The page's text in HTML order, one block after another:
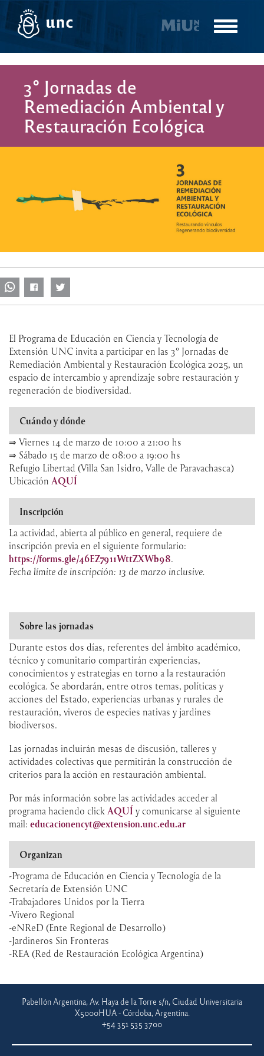
Pasar
contenido
Toggle
3° Jornadas de
Remediación Ambiental y
Restauración Ecológica
El Programa de Educación en Ciencia y Tecnología de
Extensión UNC invita a participar en las 3° Jornadas de
Remediación Ambiental y Restauración Ecológica 2025, un
espacio de intercambio y aprendizaje sobre restauración y
regeneración de biodiversidad.
Cuándo y dónde
⇒ Viernes 14 de marzo de 10:00 a 21:00 hs
⇒ Sábado 15 de marzo de 08:00 a 19:00 hs
Refugio Libertad (Villa San Isidro, Valle de Paravachasca)
Ubicación AQUÍ
Inscripción
La actividad, abierta al público en general, requiere de
inscripción previa en el siguiente formulario:
https://forms.gle/46EZ7911WttZXWb98.
Fecha límite de inscripción: 13 de marzo inclusive.
Sobre las jornadas
Durante estos dos días, referentes del ámbito académico,
técnico y comunitario compartirán experiencias,
conocimientos y estrategias en torno a la restauración
ecológica. Se abordarán, entre otros temas, políticas y
acciones del Estado, experiencias urbanas y rurales de
restauración, viveros de especies nativas y jardines
biodiversos.
Las jornadas incluirán mesas de discusión, talleres y
actividades colectivas que permitirán la construcción de
criterios para la acción en restauración ambiental.
Por más información sobre las actividades acceder al
programa haciendo click AQUÍ y comunicarse al siguiente
mail: educacionencyt@extension.unc.edu.ar
Organizan
-Programa de Educación en Ciencia y Tecnología de la
Secretaría de Extensión UNC
-Trabajadores Unidos por la Tierra
-Vivero Regional
-eNReD (Ente Regional de Desarrollo)
-Jardineros Sin Fronteras
-REA (Red de Restauración Ecológica Argentina)
Pabellón Argentina, Av. Haya de la Torre s/n, Ciudad Universitaria
X5000HUA - Córdoba, Argentina.
+54 351 535 3700